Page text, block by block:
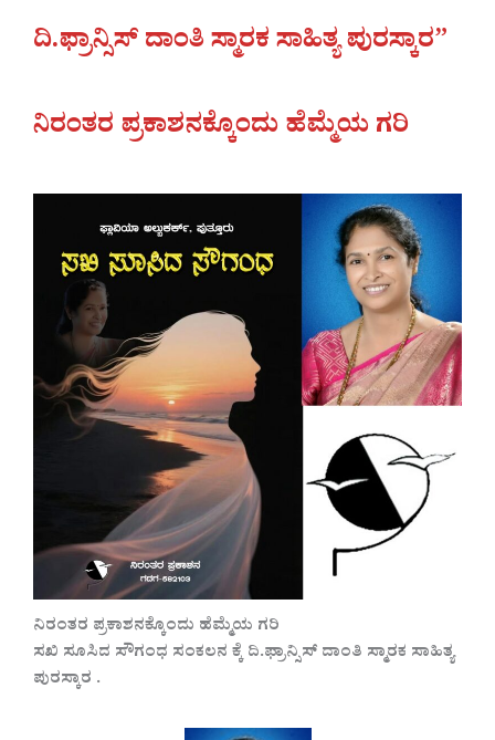
ದಿ.ಫ್ರಾನ್ಸಿಸ್ ದಾಂತಿ ಸ್ಮಾರಕ ಸಾಹಿತ್ಯ ಪುರಸ್ಕಾರ”
ನಿರಂತರ ಪ್ರಕಾಶನಕ್ಕೊಂದು ಹೆಮ್ಮೆಯ ಗರಿ
ನಿರಂತರ ಪ್ರಕಾಶನಕ್ಕೊಂದು ಹೆಮ್ಮೆಯ ಗರಿ
ಸಖಿ ಸೂಸಿದ ಸೌಗಂಧ ಸಂಕಲನ ಕ್ಕೆ ದಿ.ಫ್ರಾನ್ಸಿಸ್ ದಾಂತಿ ಸ್ಮಾರಕ ಸಾಹಿತ್ಯ
ಪುರಸ್ಕಾರ .